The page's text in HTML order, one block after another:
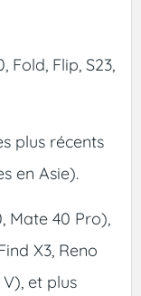
Fold, Flip, S23,
plus récents
en Asie).
Mate 40 Pro),
X3, Reno
et plus